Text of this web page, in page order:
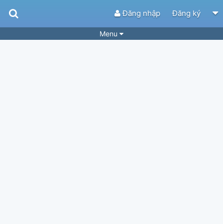
Đăng nhập Đăng ký
Menu